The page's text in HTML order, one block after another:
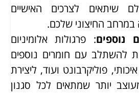
שיתאים לצרכים האישיים
במרחב החיצוני שלכם.
נוספים: פרגולות אלומיניום
להשתלב עם חומרים נוספים
פוליקרבונט ועוד, ליצירת
יותר שמתאים לכל סגנון